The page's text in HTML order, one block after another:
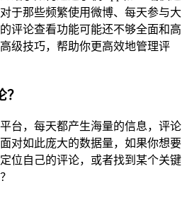
于那些频繁使用微博、每天参与大
评论查看功能可能还不够全面和高
级技巧，帮助你更高效地管理评
台，每天都产生海量的信息，评论
对如此庞大的数据量，如果你想要
位自己的评论，或者找到某个关键